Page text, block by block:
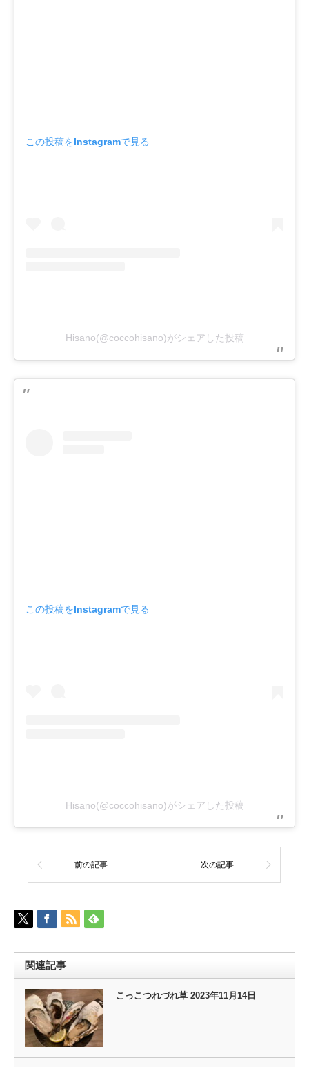
この投稿をInstagramで見る
Hisano(@coccohisano)がシェアした投稿
この投稿をInstagramで見る
Hisano(@coccohisano)がシェアした投稿
前の記事 次の記事
関連記事
こっこつれづれ草 2023年11月14日